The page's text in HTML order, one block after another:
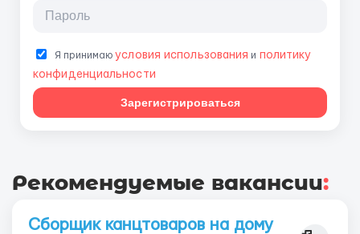
Я принимаюусловия использования и политику
конфиденциальности
Зарегистрироваться
Рекомендуемые вакансии:
Сборщик канцтоваров на дому